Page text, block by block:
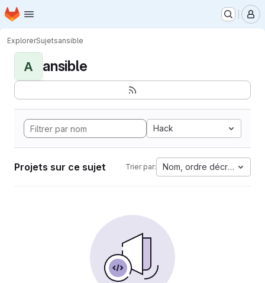
Passer au contenu principal
Page d'accueil
ExplorerSujetsansible
A ansible
Hack
Projets sur ce sujet Trier par: Nom, ordre décroissant